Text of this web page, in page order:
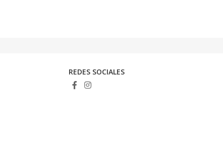
REDES SOCIALES